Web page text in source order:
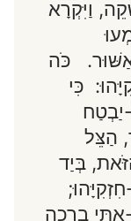
וַיִּקְרָא
כֹּה
כִּי
הַצֵּל
בְּיַד
בְרָכָה